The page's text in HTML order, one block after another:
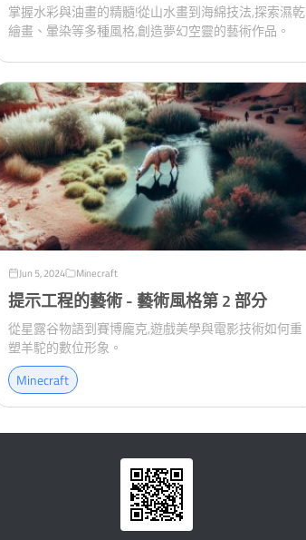
掌握水彩與油畫的精髓!從山水畫到海綿技法,探索濕乾
繪畫、暈染等多種風格,創造夢幻空靈的藝術作品。
Jun 5, 2024 Minecraft
提示工程的藝術 - 藝術風格第 2 部分
從星露谷物語到賽博龐克,遊戲美學與電影技術如何重
塑羊駝的數位形象。
Minecraft